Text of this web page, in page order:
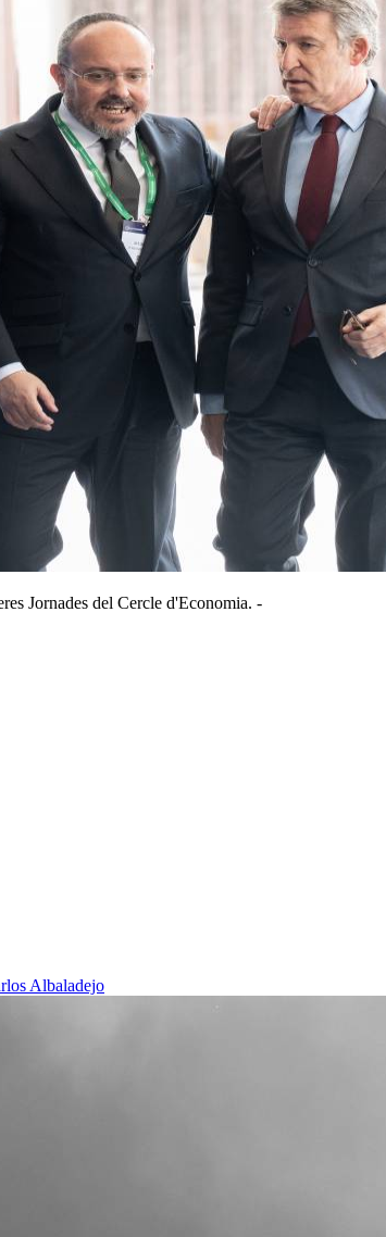
Jornades del Cercle d'Economia. -
Albaladejo